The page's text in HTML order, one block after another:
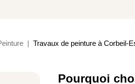
Travaux de peinture à Corbeil-
Pourquoi